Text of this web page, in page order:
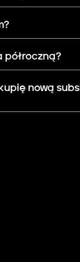
półroczną?
nową